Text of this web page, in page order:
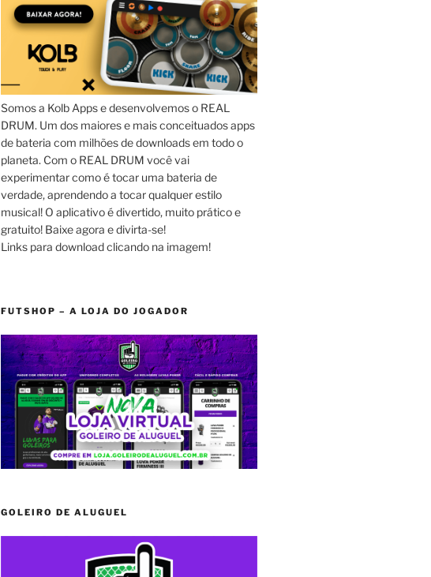
Somos a Kolb Apps e desenvolvemos o REAL
DRUM. Um dos maiores e mais conceituados apps
de bateria com milhões de downloads em todo o
planeta. Com o REAL DRUM você vai
experimentar como é tocar uma bateria de
verdade, aprendendo a tocar qualquer estilo
musical! O aplicativo é divertido, muito prático e
gratuito! Baixe agora e divirta-se!
Links para download clicando na imagem!
FUTSHOP – A LOJA DO JOGADOR
GOLEIRO DE ALUGUEL